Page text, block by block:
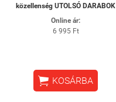
közellenség UTOLSÓ DARABOK
Online ár:
6 995 Ft
 KOSÁRBA